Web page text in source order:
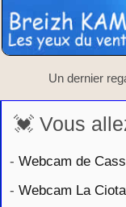
Un dernier
💓 Vous
- Webcam de
- Webcam La